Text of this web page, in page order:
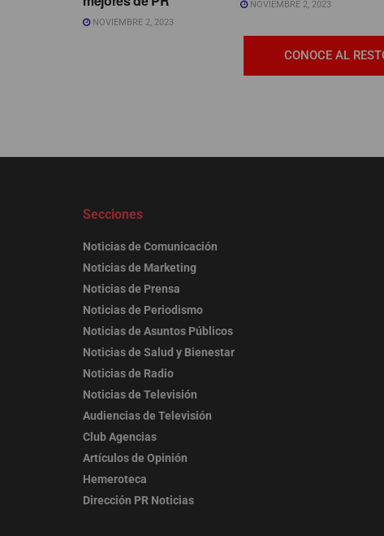
NOVIEMBRE 2, 2023
NOVIEMBRE 2, 2023
CONOCE AL
Secciones
Noticias de Comunicación
Noticias de Marketing
Noticias de Prensa
Noticias de Periodismo
Noticias de Asuntos Públicos
Noticias de Salud y Bienestar
Noticias de Radio
Noticias de Televisión
Audiencias de Televisión
Club Agencias
Artículos de Opinión
Hemeroteca
Dirección PR Noticias